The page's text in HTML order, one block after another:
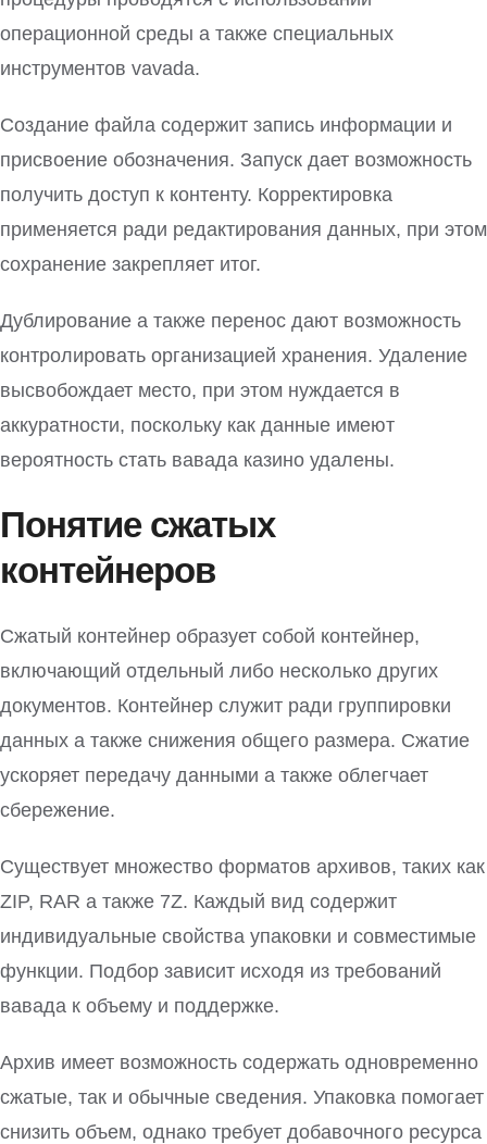
операционной среды а также специальных
инструментов vavada.
Создание файла содержит запись информации и
присвоение обозначения. Запуск дает возможность
получить доступ к контенту. Корректировка
применяется ради редактирования данных, при этом
сохранение закрепляет итог.
Дублирование а также перенос дают возможность
контролировать организацией хранения. Удаление
высвобождает место, при этом нуждается в
аккуратности, поскольку как данные имеют
вероятность стать вавада казино удалены.
Понятие сжатых
контейнеров
Сжатый контейнер образует собой контейнер,
включающий отдельный либо несколько других
документов. Контейнер служит ради группировки
данных а также снижения общего размера. Сжатие
ускоряет передачу данными а также облегчает
сбережение.
Существует множество форматов архивов, таких как
ZIP, RAR а также 7Z. Каждый вид содержит
индивидуальные свойства упаковки и совместимые
функции. Подбор зависит исходя из требований
вавада к объему и поддержке.
Архив имеет возможность содержать одновременно
сжатые, так и обычные сведения. Упаковка помогает
снизить объем, однако требует добавочного ресурса